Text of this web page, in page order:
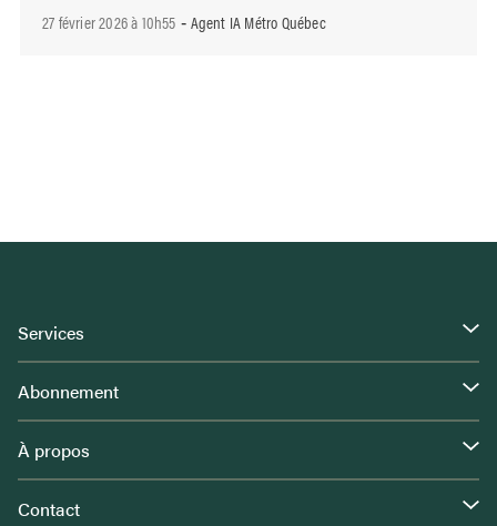
27 février 2026 à 10h55 - Agent IA Métro Québec
Services
Abonnement
À propos
Contact